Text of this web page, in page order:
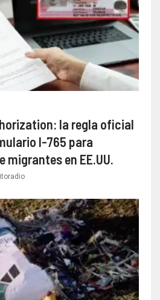
la regla oficial
I-765 para
migrantes en EE.UU.